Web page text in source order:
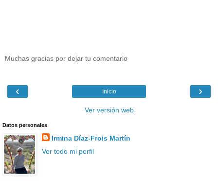
Muchas gracias por dejar tu comentario
‹ ›
Inicio
Ver versión web
Datos personales
Irmina Díaz-Frois Martín
Ver todo mi perfil